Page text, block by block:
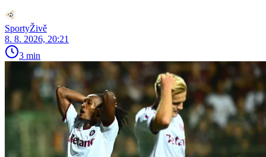
SportyŽivě
8. 8. 2026, 20:21
3 min